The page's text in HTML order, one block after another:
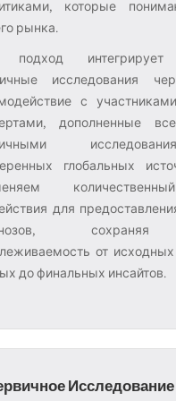
которые
рынка.
подход интегрирует
исследования
с
дополненные
глобальных
для
от исходных
до финальных инсайтов.
Исследование